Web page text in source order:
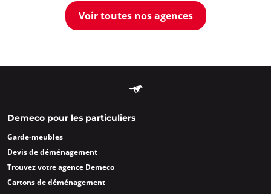
Voir toutes nos agences
Demeco pour les particuliers
Garde-meubles
Devis de déménagement
Trouvez votre agence Demeco
Cartons de déménagement